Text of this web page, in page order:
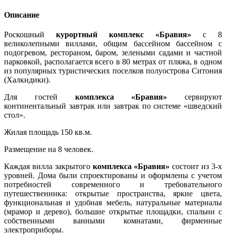
Описание
Роскошный курортный комплекс «Бравия» с 8
великолепными виллами, общим бассейном бассейном с
подогревом, рестораном, баром, зелеными садами и частной
парковкой, располагается всего в 80 метрах от пляжа, в одном
из популярных туристических поселков полуострова Ситония
(Халкидики).
Для гостей комплекса «Бравия» сервируют
континентальный завтрак или завтрак по системе «шведский
стол».
Жилая площадь 150 кв.м.
Размещение на 8 человек.
Каждая вилла закрытого комплекса «Бравия» состоит из 3-х
уровней. Дома были спроектированы и оформлены с учетом
потребностей современного и требовательного
путешественника: открытые пространства, яркие цвета,
функциональная и удобная мебель, натуральные материалы
(мрамор и дерево), большие открытые площадки, спальни с
собственными ванными комнатами, фирменные
электроприборы.